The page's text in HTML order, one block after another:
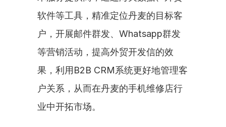
软件等工具，精准定位丹麦的目标客
户，开展邮件群发、Whatsapp群发
等营销活动，提高外贸开发信的效
果，利用B2B CRM系统更好地管理客
户关系，从而在丹麦的手机维修店行
业中开拓市场。